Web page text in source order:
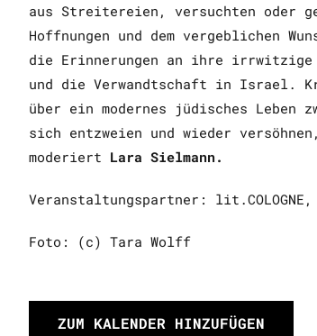
aus Streitereien, versuchten oder
Hoffnungen und dem vergeblichen
die Erinnerungen an ihre
und die Verwandtschaft in Israel.
über ein modernes jüdisches Leben
sich entzweien und wieder
moderiert Lara Sielmann.
Veranstaltungspartner: lit.COLOGNE,
Foto: (c) Tara Wolff
ZUM KALENDER HINZUFÜGEN